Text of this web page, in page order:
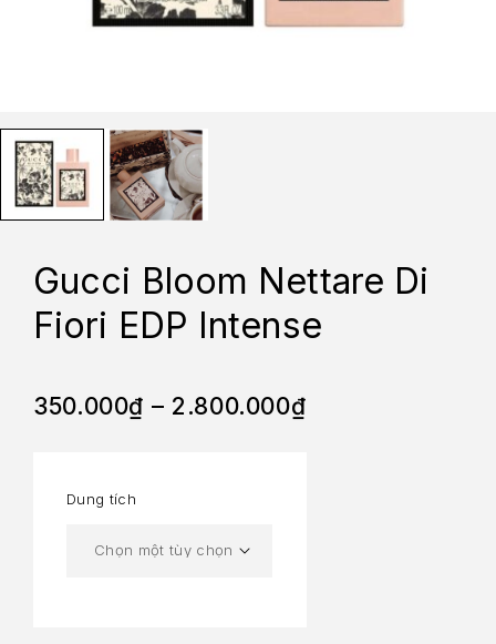
Gucci Bloom Nettare Di
Fiori EDP Intense
350.000₫ – 2.800.000₫
Dung tích